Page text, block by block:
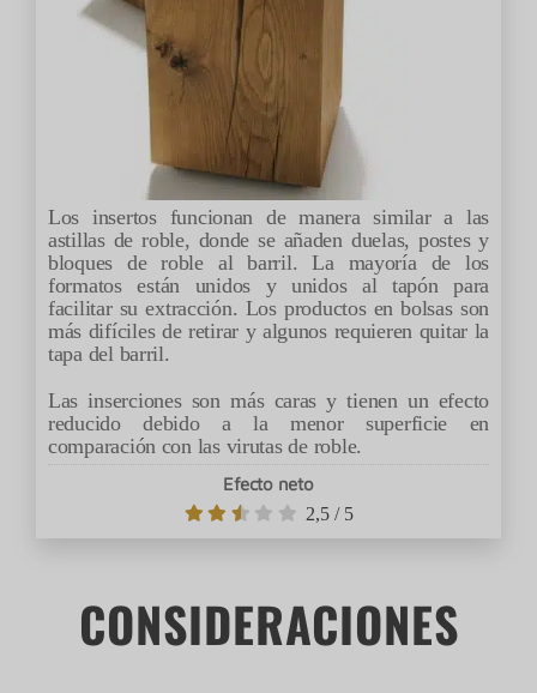
Los insertos funcionan de manera similar a las
astillas de roble, donde se añaden duelas, postes y
bloques de roble al barril. La mayoría de los
formatos están unidos y unidos al tapón para
facilitar su extracción. Los productos en bolsas son
más difíciles de retirar y algunos requieren quitar la
tapa del barril.
Las inserciones son más caras y tienen un efecto
reducido debido a la menor superficie en
comparación con las virutas de roble.
Efecto neto
2,5/ 5
CONSIDERACIONES